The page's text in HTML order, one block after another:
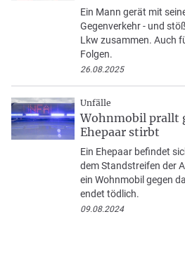
Ein Mann gerät mit
Gegenverkehr - und
Lkw zusammen. Auch
Folgen.
26.08.2025
Unfälle
Wohnmobil prallt
Ehepaar stirbt
Ein Ehepaar befindet
dem Standstreifen der
ein Wohnmobil gegen
endet tödlich.
09.08.2024